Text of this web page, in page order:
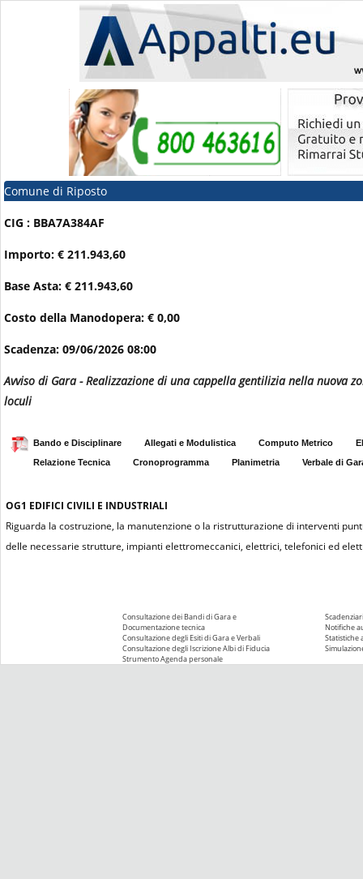
Comune di Riposto
CIG : BBA7A384AF
Importo: € 211.943,60
Base Asta: € 211.943,60
Costo della Manodopera: € 0,00
Scadenza: 09/06/2026 08:00
Avviso di Gara - Realizzazione di una cappella gentilizia nella nuova
loculi
Bando e Disciplinare Allegati e Modulistica Computo Metrico
Relazione Tecnica
Cronoprogramma Planimetria Verbale di
OG1 EDIFICI CIVILI E INDUSTRIALI
Riguarda la costruzione, la manutenzione o la ristrutturazione di interventi
delle necessarie strutture, impianti elettromeccanici, elettrici, telefonici ed
Consultazione dei Bandi di Gara e
Documentazione tecnica
Consultazione degli Esiti di Gara e Verbali
Consultazione degli Iscrizione Albi di Fiducia
Strumento Agenda personale
Notifiche
Statistiche